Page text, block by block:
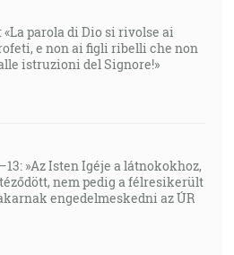
«La parola di Dio si rivolse ai
e non ai figli ribelli che non
istruzioni del Signore!»
»Az Isten Igéje a látnokokhoz,
nem pedig a félresikerült
engedelmeskedni az ÚR